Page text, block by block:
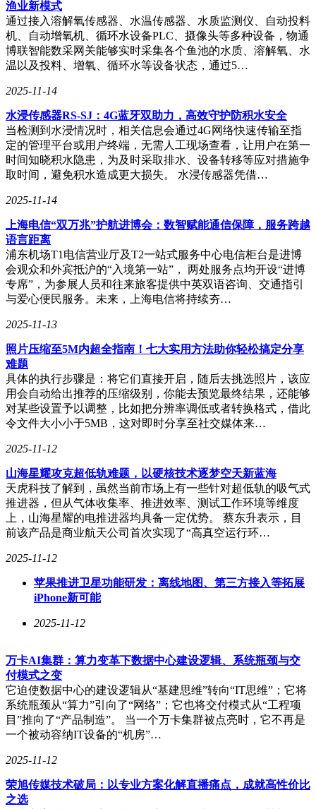
渔业新模式
通过接入溶解氧传感器、水温传感器、水质监测仪、自动投料
机、自动增氧机、循环水设备PLC、摄像头等多种设备，物通
博联智能数采网关能够实时采集各个鱼池的水质、溶解氧、水
温以及投料、增氧、循环水等设备状态，通过5…
2025-11-14
水浸传感器RS-SJ：4G蓝牙双助力，高效守护防积水安全
当检测到水浸情况时，相关信息会通过4G网络快速传输至指
定的管理平台或用户终端，无需人工现场查看，让用户在第一
时间知晓积水隐患，为及时采取排水、设备转移等应对措施争
取时间，避免积水造成更大损失。 水浸传感器凭借…
2025-11-14
上海电信“双万兆”护航进博会：数智赋能通信保障，服务跨越
语言距离
浦东机场T1电信营业厅及T2一站式服务中心电信柜台是进博
会观众和外宾抵沪的“入境第一站”， 两处服务点均开设“进博
专席”，为参展人员和往来旅客提供中英双语咨询、交通指引
与爱心便民服务。未来，上海电信将持续夯…
2025-11-13
照片压缩至5M内超全指南！七大实用方法助你轻松搞定分享
难题
具体的执行步骤是：将它们直接开启，随后去挑选照片，该应
用会自动给出推荐的压缩级别，你能去预览最终结果，还能够
对某些设置予以调整，比如把分辨率调低或者转换格式，借此
令文件大小小于5MB，这对即时分享至社交媒体来…
2025-11-12
山海星耀攻克超低轨难题，以硬核技术逐梦空天新蓝海
天虎科技了解到，虽然当前市场上有一些针对超低轨的吸气式
推进器，但从气体收集率、推进效率、测试工作环境等维度
上，山海星耀的电推进器均具备一定优势。 蔡东升表示，目
前该产品是商业航天公司首次实现了“高真空运行环…
2025-11-12
苹果推进卫星功能研发：离线地图、第三方接入等拓展
iPhone新可能
2025-11-12
万卡AI集群：算力变革下数据中心建设逻辑、系统瓶颈与交
付模式之变
它迫使数据中心的建设逻辑从“基建思维”转向“IT思维”；它将
系统瓶颈从“算力”引向了“网络”；它也将交付模式从“工程项
目”推向了“产品制造”。 当一个万卡集群被点亮时，它不再是
一个被动容纳IT设备的“机房”…
2025-11-12
荣旭传媒技术破局：以专业方案化解直播痛点，成就高性价比
之选